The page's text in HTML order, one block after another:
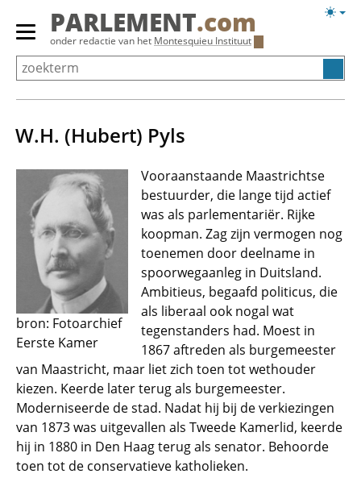
Overslaan
Primair
menu
tonen/verbergen
PARLEMENT.com
onder redactie van het Montesquieu Instituut
W.H. (Hubert) Pyls
bron: Fotoarchief
Eerste Kamer
Vooraanstaande Maastrichtse
bestuurder, die lange tijd actief
was als parlementariër. Rijke
koopman. Zag zijn vermogen nog
toenemen door deelname in
spoorwegaanleg in Duitsland.
Ambitieus, begaafd politicus, die
als liberaal ook nogal wat
tegenstanders had. Moest in
1867 aftreden als burgemeester
van Maastricht, maar liet zich toen tot wethouder
kiezen. Keerde later terug als burgemeester.
Moderniseerde de stad. Nadat hij bij de verkiezingen
van 1873 was uitgevallen als Tweede Kamerlid, keerde
hij in 1880 in Den Haag terug als senator. Behoorde
toen tot de conservatieve katholieken.